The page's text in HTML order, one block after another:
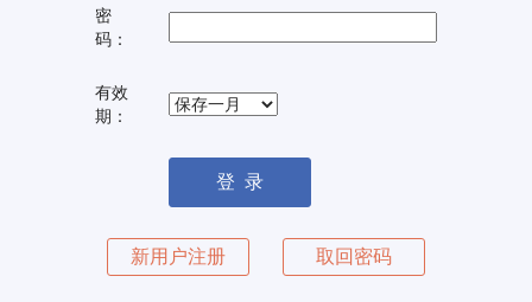
密
码：
有效
期：
新用户注册 取回密码